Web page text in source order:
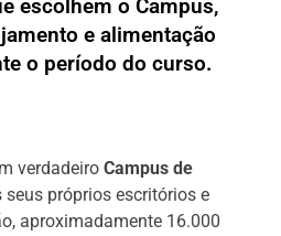
escolhem o Campus,
e alimentação
o período do curso.
verdadeiro Campus de
seus próprios escritórios e
aproximadamente 16.000